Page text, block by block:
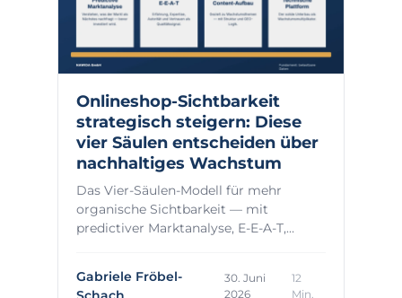
Onlineshop-Sichtbarkeit
strategisch steigern: Diese
vier Säulen entscheiden über
nachhaltiges Wachstum
Das Vier-Säulen-Modell für mehr
organische Sichtbarkeit — mit
predictiver Marktanalyse, E-E-A-T,
Gabriele Fröbel-
30. Juni
2026
12
Min.